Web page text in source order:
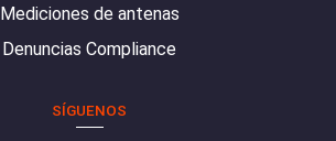
Mediciones de antenas
Denuncias Compliance
SÍGUENOS